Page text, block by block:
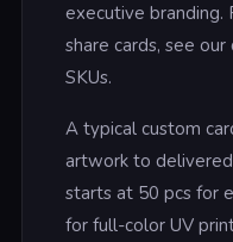
executive
share cards, see
SKUs.
A typical custom
artwork to
starts at 50 pcs for
for full-color UV